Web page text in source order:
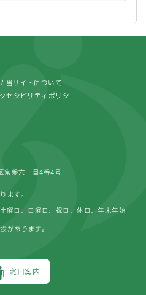
当サイトについて
セシビリティポリシー
常盤六丁目4番4号
ます。
窓口案内
曜日、日曜日、祝日、休日、年末年始
があります。